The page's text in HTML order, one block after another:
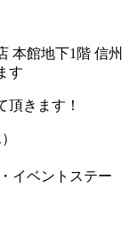
本館地下1階 信州
す
頂きます！
イベントステー